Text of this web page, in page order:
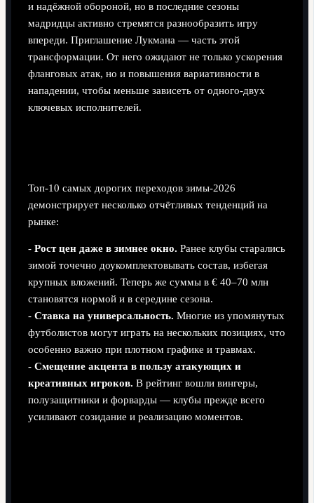
и надёжной обороной, но в последние сезоны
мадридцы активно стремятся разнообразить игру
впереди. Приглашение Лукмана — часть этой
трансформации. От него ожидают не только ускорения
фланговых атак, но и повышения вариативности в
нападении, чтобы меньше зависеть от одного-двух
ключевых исполнителей.
Топ-10 самых дорогих переходов зимы-2026
демонстрирует несколько отчётливых тенденций на
рынке:
- Рост цен даже в зимнее окно. Ранее клубы старались
зимой точечно доукомплектовывать состав, избегая
крупных вложений. Теперь же суммы в € 40–70 млн
становятся нормой и в середине сезона.
- Ставка на универсальность. Многие из упомянутых
футболистов могут играть на нескольких позициях, что
особенно важно при плотном графике и травмах.
- Смещение акцента в пользу атакующих и
креативных игроков. В рейтинг вошли вингеры,
полузащитники и форварды — клубы прежде всего
усиливают созидание и реализацию моментов.